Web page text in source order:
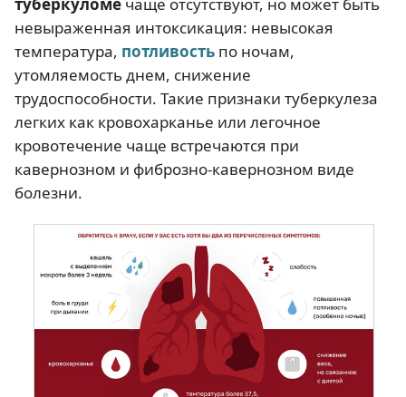
невыраженная интоксикация: невысокая
температура, потливость по ночам,
утомляемость днем, снижение
трудоспособности. Такие признаки туберкулеза
легких как кровохарканье или легочное
кровотечение чаще встречаются при
кавернозном и фиброзно-кавернозном виде
болезни.